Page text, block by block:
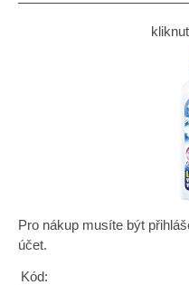
Pro nákup musíte být
účet.
Kód: